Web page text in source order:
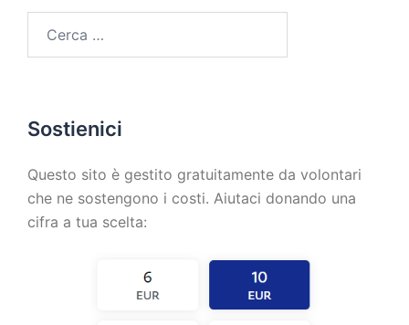
Sostienici
Questo sito è gestito gratuitamente da volontari
che ne sostengono i costi. Aiutaci donando una
cifra a tua scelta: